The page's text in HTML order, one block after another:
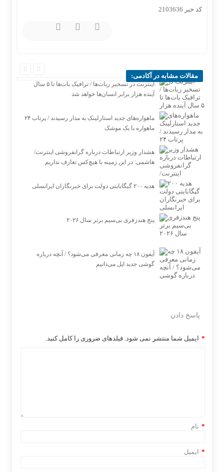
کد خبر 2103636
مقالات مشابه در آکادمی:
اینترنت در تسخیر ربات‌ها / ترافیک بات‌ها تا ۵ سال
آینده هزار برابر انسان‌ها خواهد شد
ماهواره‌های جدید استارلینک به مدار رسیدند / پرتاب ۲۴
ماهواره با یک موشک
هشدار وزیر ارتباطات درباره گرانفروشی اینترنت/
هاشمی: در این زمینه با هیچ‌کس تعارف نداریم
هدیه ۲۰۰ گیگابایتی دولت برای خبرنگاران ایرانسلی
پنج هندزفری بی‌سیم برتر سال ۲۰۲۶
آیفون ۱۸ چه زمانی معرفی می‌شود؟ / آنچه درباره
گوشی جدید اپل می‌دانیم
پاسخ دادن
ایمیل شما منتشر نمی شود. فیلدهای ضروری را کامل کنید. *
نام *
ایمیل *